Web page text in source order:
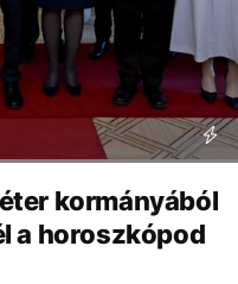
kormányából
a horoszkópod